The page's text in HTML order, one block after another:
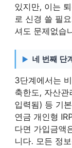
있지만, 이는
로 신경 쓸 필
셔도 문제없습
네 번째 단
3단계에서는
축한도, 자산관
입력됨) 등 기
연금 개인형
다면 가입금액
니다. 모든 정